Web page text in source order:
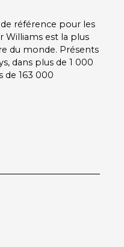
référence pour les
Williams est la plus
du monde. Présents
dans plus de 1 000
de 163 000